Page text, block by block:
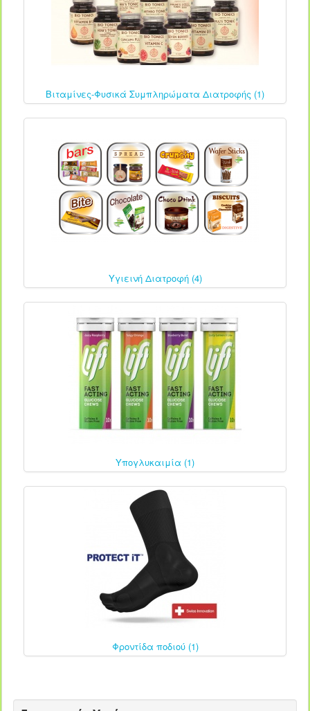
Βιταμίνες-Φυσικά Συμπληρώματα Διατροφής (1)
Υγιεινή Διατροφή (4)
Υπογλυκαιμία (1)
Φροντίδα ποδιού (1)